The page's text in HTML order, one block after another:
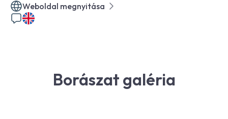
Weboldal megnyitása
Borászat galéria